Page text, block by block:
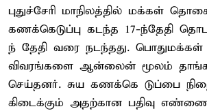
புதுச்சேரி மாநிலத்தில் மக்கள்
கணக்கெடுப்பு கடந்த 17-ந்தேதி
ந் தேதி வரை நடந்தது. பொதுமக்கள்
விவரங்களை ஆன்லைன் மூலம்
செய்தனர். சுய கணக்கெ டுப்பை
கிடைக்கும் அதற்கான பதிவு